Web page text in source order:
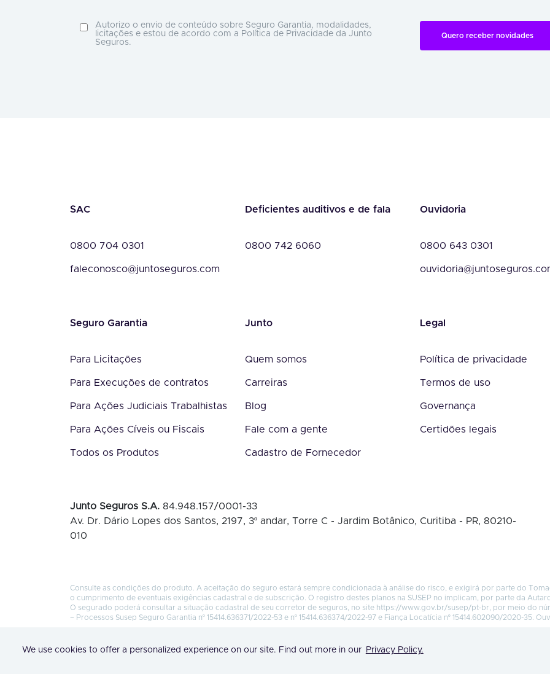
We use cookies to offer a personalized experience on our site. Find out more in our Privacy Policy.
Autorizo o envio de conteúdo sobre Seguro Garantia, modalidades,
licitações e estou de acordo com a Política de Privacidade da Junto
Seguros.
SAC
0800 704 0301
faleconosco@juntoseguros.com
Deficientes auditivos e de fala
0800 742 6060
Ouvidoria
0800 643 0301
Seguro Garantia
Para Licitações
Para Execuções de contratos
Para Ações Judiciais Trabalhistas
Para Ações Cíveis ou Fiscais
Todos os Produtos
Junto
Quem somos
Carreiras
Blog
Fale com a gente
Cadastro de Fornecedor
Legal
Política de privacidade
Termos de uso
Governança
Certidões legais
Junto Seguros S.A. 84.948.157/0001-33
Av. Dr. Dário Lopes dos Santos, 2197, 3º andar, Torre C - Jardim Botânico, Curitiba - PR, 80210-
010
Consulte as condições do produto. A aceitação do seguro estará sempre condicionada à análise do risco, e exigirá por parte do
o cumprimento de eventuais exigências cadastral e de subscrição. O registro destes planos na SUSEP no implicam, por parte da
O segurado poderá consultar a situação cadastral de seu corretor de seguros, no site https://www.gov.br/susep/pt-br , por meio do
– Processos Susep Seguro Garantia nº 15414.636371/2022-53 e nº 15414.636374/2022-97 e Fiança Locatícia nº 15414.602090/2020-35.